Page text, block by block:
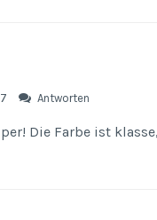
Antworten
Die Farbe ist